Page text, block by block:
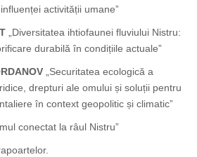
activității umane”
„Diversitatea ihtiofaunei fluviului Nistru:
durabilă în condițiile actuale”
„Securitatea ecologică a
drepturi ale omului și soluții pentru
în context geopolitic și climatic”
conectat la râul Nistru”